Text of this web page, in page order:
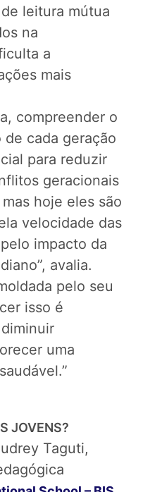
leitura mútua
na
a
mais
compreender o
cada geração
para reduzir
geracionais
hoje eles são
velocidade das
impacto da
avalia.
pelo seu
isso é
uma
JOVENS?
Taguti,